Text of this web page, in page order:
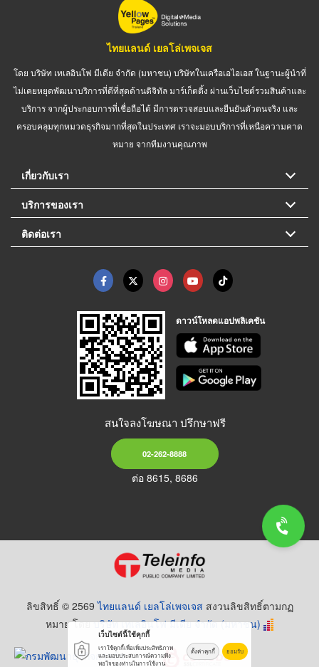
ไทยแลนด์ เยลโล่เพจเจส
โดย บริษัท เทเลอินโฟ มีเดีย จำกัด (มหาชน) บริษัทในเครือเอไอเอส ในฐานะผู้นำที่
ไม่เคยหยุดพัฒนาบริการที่ดีที่สุดด้านดิจิทัล มาร์เก็ตติ้ง ผ่านเว็บไซต์รวมสินค้าและ
บริการ จากผู้ประกอบการที่เชื่อถือได้ มีการตรวจสอบและยืนยันตัวตนจริง และ
ครอบคลุมทุกหมวดธุรกิจมากที่สุดในประเทศ เราจะมอบบริการที่เหนือความคาด
หมาย จากทีมงานคุณภาพ
เกี่ยวกับเรา
บริการของเรา
ติดต่อเรา
ดาวน์โหลดแอปพลิเคชัน
สนใจลงโฆษณา ปรึกษาฟรี
02-262-8888
ต่อ 8615, 8686
ลิขสิทธิ์ © 2569ไทยแลนด์ เยลโล่เพจเจส สงวนลิขสิทธิ์ตามกฏ
หมาย โดยบริษัท เทเลอินโฟ มีเดีย จำกัด (มหาชน)
เว็บไซต์นี้ใช้คุกกี้
เราใช้คุกกี้เพื่อเพิ่มประสิทธิภาพ
และมอบประสบการณ์ความพึง
พอใจของท่านในการใช้งาน
ตั้งค่าคุกกี้ ยอมรับ